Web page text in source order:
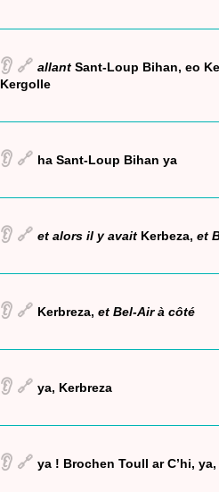
👂 🔗 allant Sant-Loup Bihan, eo
Kergolle
👂 🔗 ha Sant-Loup Bihan ya
👂 🔗 et alors il y avait Kerbeza, et
👂 🔗 Kerbreza, et Bel-Air à côté
👂 🔗 ya, Kerbreza
👂 🔗 ya ! Brochen Toull ar C’hi, ya,